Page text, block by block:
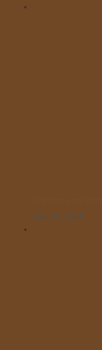
Οκτ 28, 2025